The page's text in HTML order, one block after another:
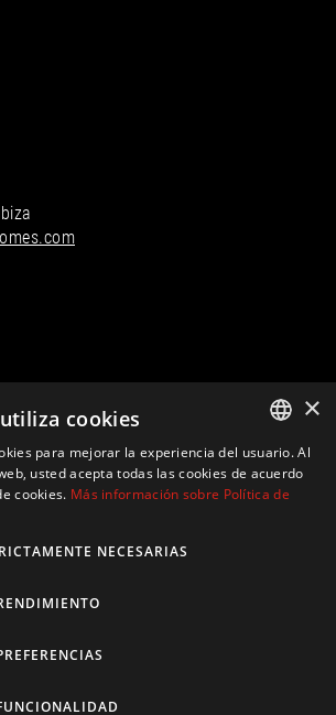
Calle Milan, Viviendas Puerto 1, 07819
Ibizaevelin@ibiza-hills-homes.com
ENGLISH
SPANISH
×
cookies
para mejorar la experiencia del usuario. Al
usted acepta todas las cookies de acuerdo
cookies. Más información sobre Política de
NECESARIAS